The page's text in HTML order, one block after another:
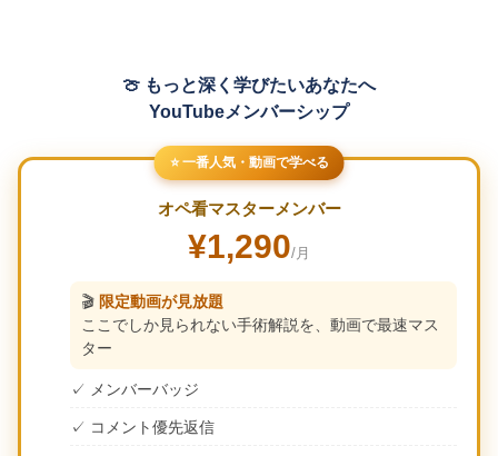
🍈 もっと深く学びたいあなたへ
YouTubeメンバーシップ
⭐ 一番人気・動画で学べる
オペ看マスターメンバー
¥1,290/月
🎬 限定動画が見放題
ここでしか見られない手術解説を、動画で最速マス
ター
✓ メンバーバッジ
✓ コメント優先返信